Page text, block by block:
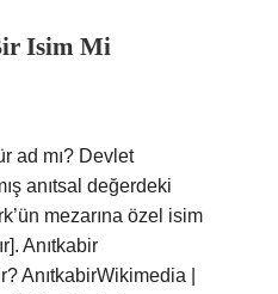
Isim Mi
ad mı? Devlet
anıtsal değerdeki
mezarına özel isim
Anıtkabir
AnıtkabirWikimedia |